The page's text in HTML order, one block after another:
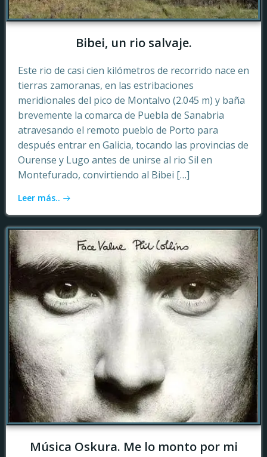
Bibei, un rio salvaje.
Este rio de casi cien kilómetros de recorrido nace en
tierras zamoranas, en las estribaciones
meridionales del pico de Montalvo (2.045 m) y baña
brevemente la comarca de Puebla de Sanabria
atravesando el remoto pueblo de Porto para
después entrar en Galicia, tocando las provincias de
Ourense y Lugo antes de unirse al rio Sil en
Montefurado, convirtiendo al Bibei […]
Leer más..
Música Oskura. Me lo monto por mi